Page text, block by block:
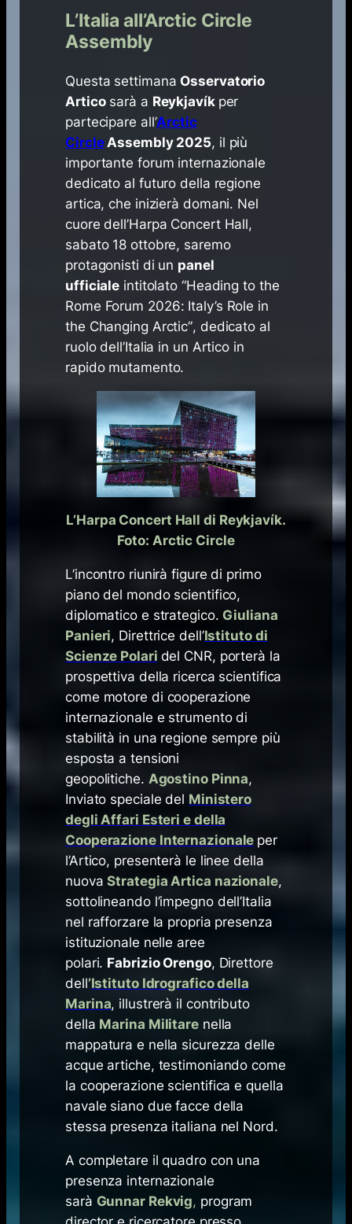
L’Italia all’Arctic Circle
Assembly
Questa settimana Osservatorio
Articosarà a Reykjavík per
partecipare all’Arctic
CircleAssembly 2025, il più
importante forum internazionale
dedicato al futuro della regione
artica, che inizierà domani. Nel
cuore dell’Harpa Concert Hall,
sabato 18 ottobre, saremo
protagonisti di un panel
ufficiale intitolato “Heading to the
Rome Forum 2026: Italy’s Role in
the Changing Arctic”, dedicato al
ruolo dell’Italia in un Artico in
rapido mutamento.
L’Harpa Concert Hall di Reykjavík.
Foto: Arctic Circle
L’incontro riunirà figure di primo
piano del mondo scientifico,
diplomatico e strategico. Giuliana
Panieri, Direttrice dell’Istituto di
Scienze Polari del CNR, porterà la
prospettiva della ricerca scientifica
come motore di cooperazione
internazionale e strumento di
stabilità in una regione sempre più
esposta a tensioni
geopolitiche. Agostino Pinna,
Inviato speciale del Ministero
degli Affari Esteri e della
Cooperazione Internazionale per
l’Artico, presenterà le linee della
nuova Strategia Artica nazionale,
sottolineando l’impegno dell’Italia
nel rafforzare la propria presenza
istituzionale nelle aree
polari. Fabrizio Orengo, Direttore
dell’Istituto Idrografico della
Marina, illustrerà il contributo
della Marina Militare nella
mappatura e nella sicurezza delle
acque artiche, testimoniando come
la cooperazione scientifica e quella
navale siano due facce della
stessa presenza italiana nel Nord.
A completare il quadro con una
presenza internazionale
sarà Gunnar Rekvig, program